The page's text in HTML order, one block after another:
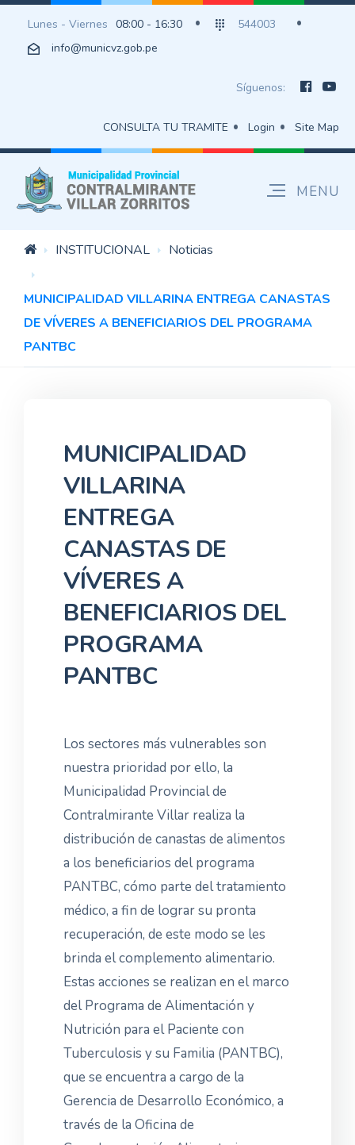
Lunes - Viernes 08:00 - 16:30
544003
info@municvz.gob.pe
Síguenos:
CONSULTA TU TRAMITE Login Site Map
INSTITUCIONAL Noticias
MUNICIPALIDAD VILLARINA ENTREGA CANASTAS
DE VÍVERES A BENEFICIARIOS DEL PROGRAMA
PANTBC
MUNICIPALIDAD
VILLARINA
ENTREGA
CANASTAS DE
VÍVERES A
BENEFICIARIOS DEL
PROGRAMA
PANTBC
Los sectores más vulnerables son
nuestra prioridad por ello, la
Municipalidad Provincial de
Contralmirante Villar realiza la
distribución de canastas de alimentos
a los beneficiarios del programa
PANTBC, cómo parte del tratamiento
médico, a fin de lograr su pronta
recuperación, de este modo se les
brinda el complemento alimentario.
Estas acciones se realizan en el marco
del Programa de Alimentación y
Nutrición para el Paciente con
Tuberculosis y su Familia (PANTBC),
que se encuentra a cargo de la
Gerencia de Desarrollo Económico, a
través de la Oficina de